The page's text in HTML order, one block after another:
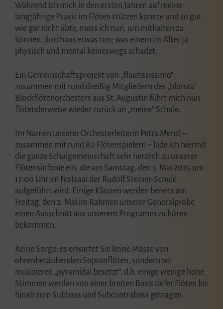
Während ich mich in den ersten Jahren auf meine
langjährige Praxis im Flöten stützen konnte und so gut
wie gar nicht übte, muss ich nun, um mithalten zu
können, durchaus etwas tun; was einem im Alter ja
physisch und mental keineswegs schadet.
Ein Gemeinschaftsprojekt von „flautississimo“
zusammen mit rund dreißig Mitgliedern des „blorsta“
Blockflötenorchesters aus St. Augustin führt mich nun
flötenderweise wieder zurück an „meine“ Schule.
Im Namen unserer Orchesterleiterin Petra Menzl –
zusammen mit rund 80 Flötenspielern – lade ich hiermit
die ganze Schulgemeinschaft sehr herzlich zu unserer
Flötensinfonie ein, die am Samstag, den 3. Mai 2025 um
17:00 Uhr im Festsaal der Rudolf Steiner-Schule
aufgeführt wird. Einige Klassen werden bereits am
Freitag, den 2. Mai im Rahmen unserer Generalprobe
einen Ausschnitt aus unserem Programm zu hören
bekommen.
Keine Sorge: es erwartet Sie keine Masse von
ohrenbetäubenden Sopranflöten, sondern wir
musizieren „pyramidal besetzt“, d.h. einige wenige hohe
Stimmen werden von einer breiten Basis tiefer Flöten bis
hinab zum Subbass und Subcontrabass getragen.